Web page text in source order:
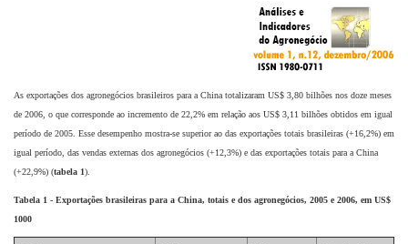
As exportações dos agronegócios brasileiros para a China totalizaram US$ 3,80 bilhões nos doze meses
de 2006, o que corresponde ao incremento de 22,2% em relação aos US$ 3,11 bilhões obtidos em igual
período de 2005. Esse desempenho mostra-se superior ao das exportações totais brasileiras (+16,2%) em
igual período, das vendas externas dos agronegócios (+12,3%) e das exportações totais para a China
(+22,9%) (tabela 1).
Tabela 1 - Exportações brasileiras para a China, totais e dos agronegócios, 2005 e 2006, em US$
1000